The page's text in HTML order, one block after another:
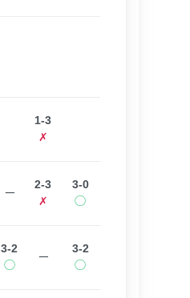
1-3
✗
ー
2-3
✗
3-0
◯
3-2
◯
ー
3-2
◯